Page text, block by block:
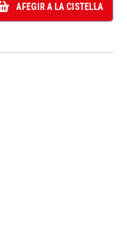
AFEGIR A LA CISTELLA